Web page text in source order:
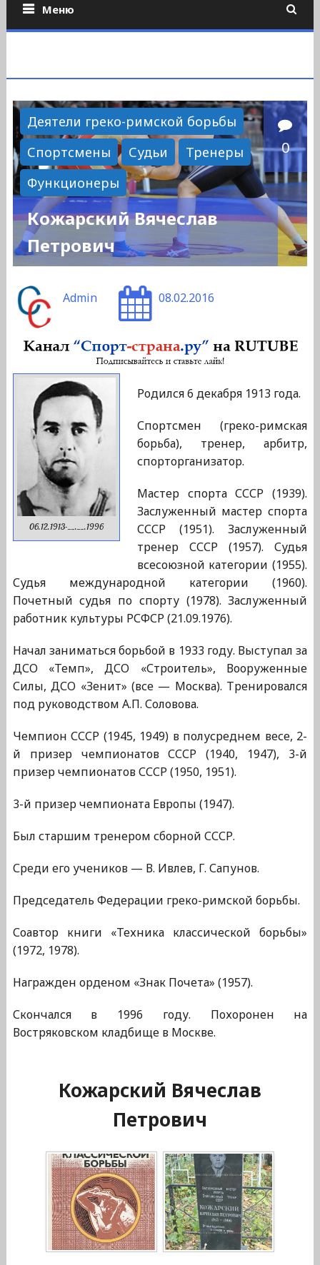
Меню
Деятели греко-римской борьбы
Спортсмены
Судьи
Тренеры
Функционеры
0
Кожарский Вячеслав
Петрович
Admin 08.02.2016
06.12.1913-__.__.1996
Родился 6 декабря 1913 года.
Спортсмен (греко-римская
борьба), тренер, арбитр,
спорторганизатор.
Мастер спорта СССР (1939).
Заслуженный мастер спорта
СССР (1951). Заслуженный
тренер СССР (1957). Судья
всесоюзной категории (1955).
Судья международной категории (1960).
Почетный судья по спорту (1978). Заслуженный
работник культуры РСФСР (21.09.1976).
Начал заниматься борьбой в 1933 году. Выступал за
ДСО «Темп», ДСО «Строитель», Вооруженные
Силы, ДСО «Зенит» (все — Москва). Тренировался
под руководством А.П. Соловова.
Чемпион СССР (1945, 1949) в полусреднем весе, 2-
й призер чемпионатов СССР (1940, 1947), 3-й
призер чемпионатов СССР (1950, 1951).
3-й призер чемпионата Европы (1947).
Был старшим тренером сборной СССР.
Среди его учеников — В. Ивлев, Г. Сапунов.
Председатель Федерации греко-римской борьбы.
Соавтор книги «Техника классической борьбы»
(1972, 1978).
Награжден орденом «Знак Почета» (1957).
Скончался в 1996 году. Похоронен на
Востряковском кладбище в Москве.
Кожарский Вячеслав
Петрович